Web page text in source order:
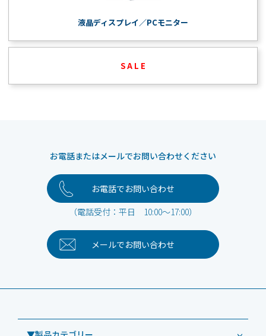
液晶ディスプレイ／PCモニター
S A L E
お電話またはメールでお問い合わせください
お電話でお問い合わせ
（電話受付：平日 10:00～17:00）
メールでお問い合わせ